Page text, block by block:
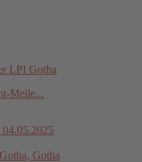
LPI Gotha
Meile...
04.05.2025
Gotha